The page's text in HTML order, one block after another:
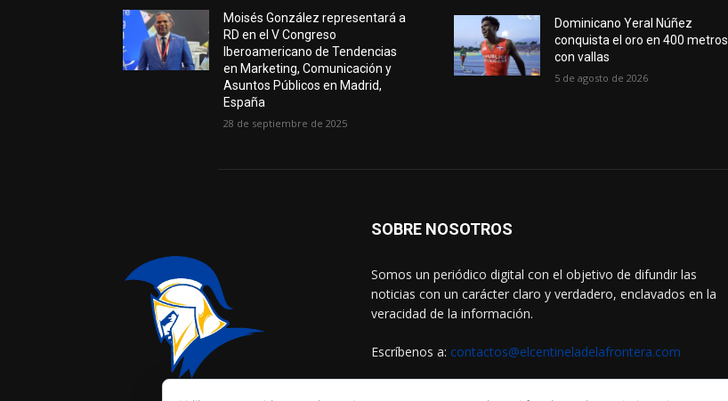
Moisés González representará a
RD en el V Congreso
Iberoamericano de Tendencias
en Marketing, Comunicación y
Asuntos Públicos en Madrid,
España
28 de septiembre de 2025
Dominicano Yeral Núñez
conquista el oro en 400 metros
con vallas
5 de agosto de 2026
SOBRE NOSOTROS
Somos un periódico digital con el objetivo de difundir las
noticias con un carácter claro y verdadero, enclavados en la
veracidad de la información.
Escríbenos a: contactos@elcentineladelafrontera.com